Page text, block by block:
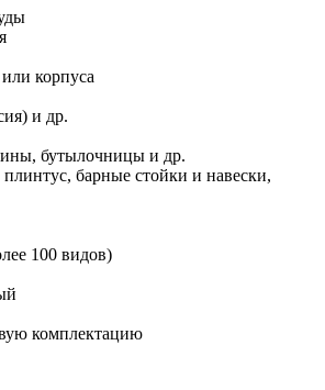
корпуса
и др.
бутылочницы и др.
барные стойки и навески,
100 видов)
комплектацию